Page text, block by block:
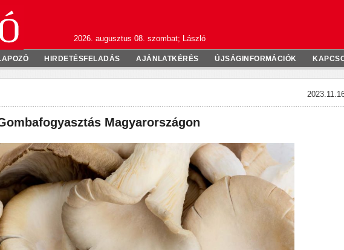
2026. augusztus 08. szombat; László
HIRDETÉSFELADÁS AJÁNLATKÉRÉS ÚJSÁGINFORMÁCIÓK
Magyarországon